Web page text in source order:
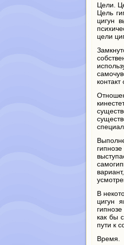
Цели.
Цель
цигун
цели
В
цигун
как бы
пути к
Время.